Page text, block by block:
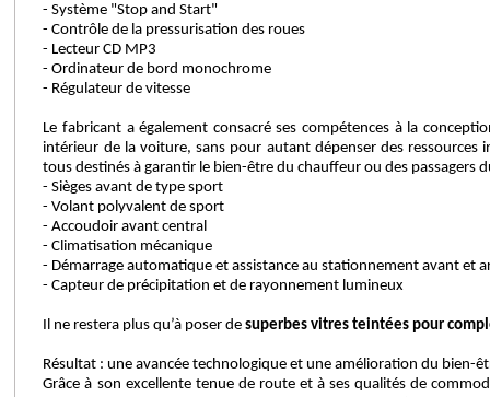
- Système "Stop and Start"
- Contrôle de la pressurisation des roues
- Lecteur CD MP3
- Ordinateur de bord monochrome
- Régulateur de vitesse
Le fabricant a également consacré ses compétences à la
intérieur de la voiture, sans pour autant dépenser des ressources
tous destinés à garantir le bien-être du chauffeur ou des passagers
- Sièges avant de type sport
- Volant polyvalent de sport
- Accoudoir avant central
- Climatisation mécanique
- Démarrage automatique et assistance au stationnement avant et
- Capteur de précipitation et de rayonnement lumineux
Il ne restera plus qu’à poser desuperbes vitres teintées pour
Résultat : une avancée technologique et une amélioration du bien-
Grâce à son excellente tenue de route et à ses qualités de